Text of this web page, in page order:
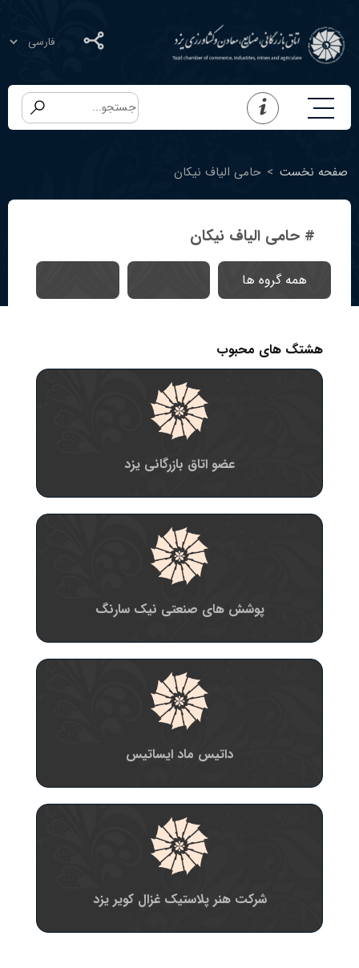
صفحه نخست > حامی الیاف نیکان
# حامی الیاف نیکان
همه گروه ها
هشتگ های محبوب
عضو اتاق بازرگانی یزد
پوشش های صنعتی نیک سارنگ
داتیس ماد ایساتیس
شرکت هنر پلاستیک غزال کویر یزد